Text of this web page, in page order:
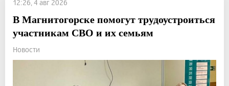
12:26, 4 авг 2026
В Магнитогорске помогут трудоустроиться
участникам СВО и их семьям
Новости